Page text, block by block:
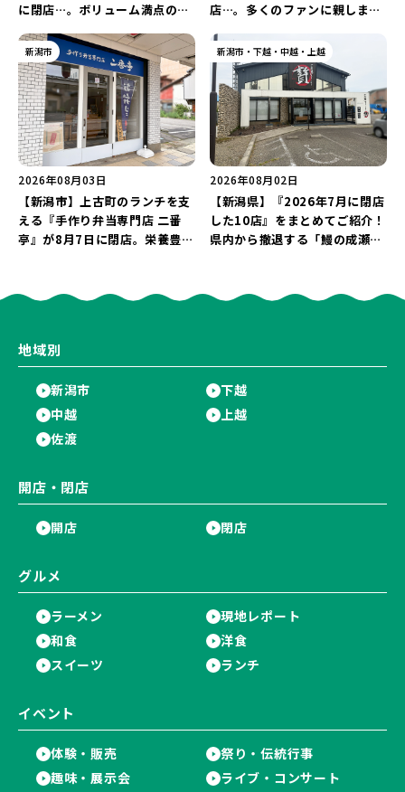
に閉店…。ボリューム満点の名
店…。多くのファンに親しまれ
新潟市
2026年08月03日
【新潟市】上古町のランチを支
える『手作り弁当専門店 二番
亭』が8月7日に閉店。栄養豊富
新潟市・下越・中越・上越
2026年08月02日
【新潟県】『2026年7月に閉店
した10店』をまとめてご紹介！
県内から撤退する「鰻の成瀬」
地域別
新潟市
下越
中越
上越
佐渡
開店・閉店
開店 閉店
グルメ
ラーメン
現地レポート
和食
洋食
スイーツ
ランチ
イベント
体験・販売
祭り・伝統行事
趣味・展示会
ライブ・コンサート